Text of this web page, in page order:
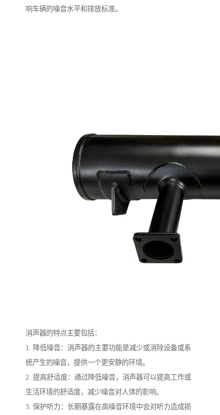
响车辆的噪音水平和排放标准。
消声器的特点主要包括：
1. 降低噪音：消声器的主要功能是减少或消除设备或系
统产生的噪音，提供一个更安静的环境。
2. 提高舒适度：通过降低噪音，消声器可以提高工作或
生活环境的舒适度，减少噪音对人体的影响。
3. 保护听力：长期暴露在高噪音环境中会对听力造成损